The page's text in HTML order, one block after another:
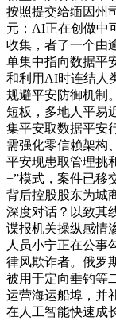
按照提交给缅因州
元；AI正在创做中
收集，者了一个由
单集中指向数据平
和利用AI时连结人
规避平安防御机制
短板，多地人平易
集平安取数据平安
需强化零信赖架构
平安现患取管理挑
+”模式，案件已移
背后控股股东为城
深度对话？以致其
谍报机关操纵感情
人员小宁正在公事
律风欺诈者。俄罗
被用于定向垂钓等
运营海运船埠，并
在人工智能快速成